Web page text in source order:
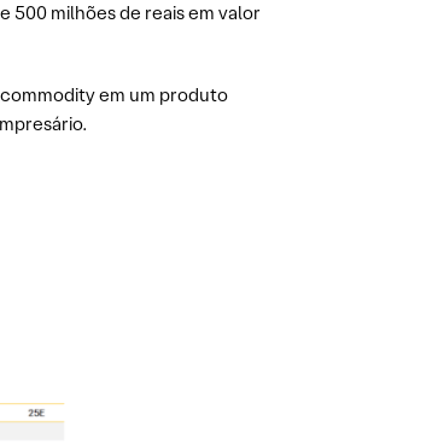
500 milhões de reais em valor
em um produto